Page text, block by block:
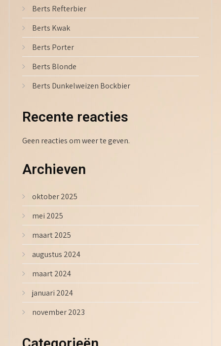
Berts Refterbier
Berts Kwak
Berts Porter
Berts Blonde
Berts Dunkelweizen Bockbier
Recente reacties
Geen reacties om weer te geven.
Archieven
oktober 2025
mei 2025
maart 2025
augustus 2024
maart 2024
januari 2024
november 2023